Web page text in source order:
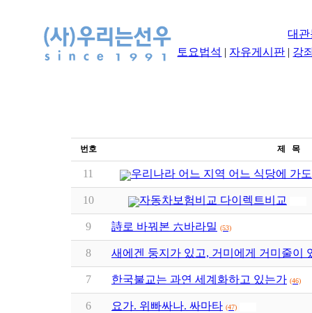
대
토요법석 | 자유게시판 | 강
번호 제 목
11 우리나라 어느 지역 어느 식당에 가
10 자동차보험비교 다이렉트비교
9 詩로 바꿔본 六바라밀 (53)
8 새에겐 둥지가 있고, 거미에게 거미줄이
7 한국불교는 과연 세계화하고 있는가 (46)
6 요가. 위빠싸나. 싸마타 (47)